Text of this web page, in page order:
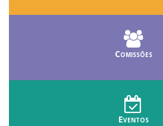
Comissões
Eventos